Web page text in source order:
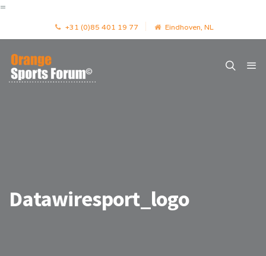
=
+31 (0)85 401 19 77 Eindhoven, NL
Datawiresport_logo